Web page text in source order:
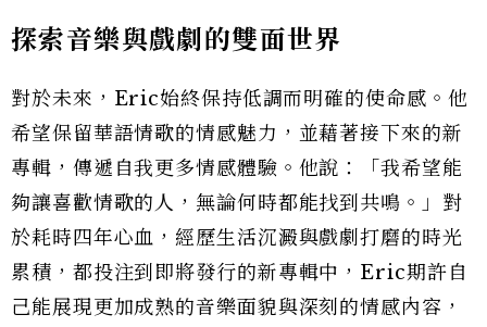
探索音樂與戲劇的雙面世界
對於未來，Eric始終保持低調而明確的使命感。他
希望保留華語情歌的情感魅力，並藉著接下來的新
專輯，傳遞自我更多情感體驗。他說：「我希望能
夠讓喜歡情歌的人，無論何時都能找到共鳴。」對
於耗時四年心血，經歷生活沉澱與戲劇打磨的時光
累積，都投注到即將發行的新專輯中，Eric期許自
己能展現更加成熟的音樂面貌與深刻的情感內容，